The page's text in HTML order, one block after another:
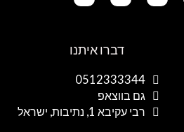
a
g
r
a
m
k
o
k
o
l
e
דברו איתנו
0512333344
גם בווצאפ
רבי עקיבא 1, נתיבות, ישראל